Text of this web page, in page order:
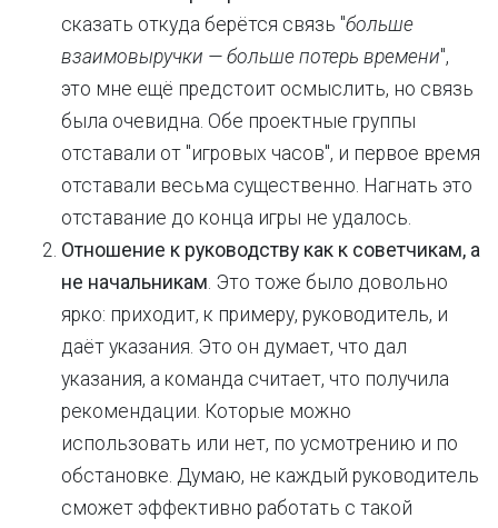
сказать откуда берётся связь "больше
взаимовыручки — больше потерь времени",
это мне ещё предстоит осмыслить, но связь
была очевидна. Обе проектные группы
отставали от "игровых часов", и первое время
отставали весьма существенно. Нагнать это
отставание до конца игры не удалось.
Отношение к руководству как к советчикам, а
не начальникам. Это тоже было довольно
ярко: приходит, к примеру, руководитель, и
даёт указания. Это он думает, что дал
указания, а команда считает, что получила
рекомендации. Которые можно
использовать или нет, по усмотрению и по
обстановке. Думаю, не каждый руководитель
сможет эффективно работать с такой